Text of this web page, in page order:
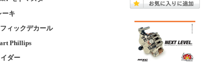
ーキ
ィックデカール
Phillips
ダー